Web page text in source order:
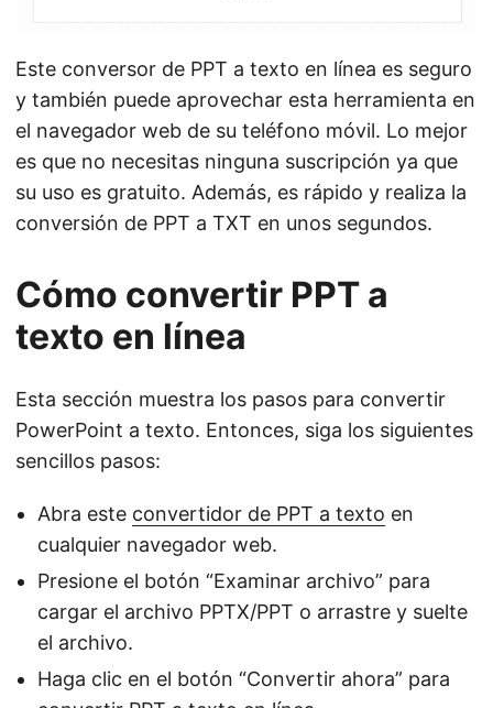
Este conversor de PPT a texto en línea es seguro
y también puede aprovechar esta herramienta en
el navegador web de su teléfono móvil. Lo mejor
es que no necesitas ninguna suscripción ya que
su uso es gratuito. Además, es rápido y realiza la
conversión de PPT a TXT en unos segundos.
Cómo convertir PPT a
texto en línea
Esta sección muestra los pasos para convertir
PowerPoint a texto. Entonces, siga los siguientes
sencillos pasos:
Abra este convertidor de PPT a texto en
cualquier navegador web.
Presione el botón “Examinar archivo” para
cargar el archivo PPTX/PPT o arrastre y suelte
el archivo.
Haga clic en el botón “Convertir ahora” para